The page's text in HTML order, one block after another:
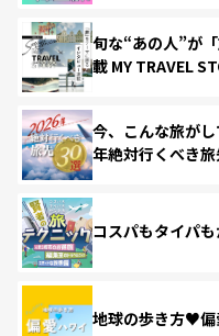
旬な“あの人”が
載 MY TRAVEL
今、こんな旅が
年絶対行くべき
コスパもタイパ
地球の歩き方♥偏